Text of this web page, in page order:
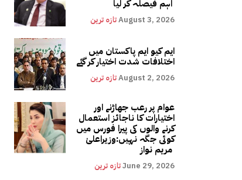
تازہ ترینAugust 3, 2026
ایم کیو ایم پاکستان میں
اختلافات شدت اختیار کر گئے
تازہ ترینAugust 2, 2026
عوام پر رعب جھاڑنے اور
اختیارات کا ناجائز استعمال
کرنے والوں کی پیرا فورس میں
کوئی جگہ نہیں:وزیراعلیٰ
تازہ ترینJune 29, 2026